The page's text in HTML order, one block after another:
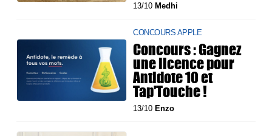
13/10Medhi
CONCOURS APPLE
Concours : Gagnez
une licence pour
Antidote 10 et
Tap'Touche !
13/10Enzo